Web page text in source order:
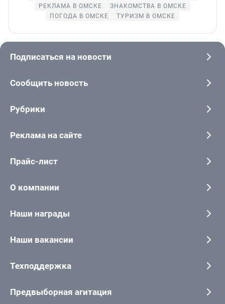
РЕКЛАМА В ОМСКЕ
ЗНАКОМСТВА В ОМСКЕ
ПОГОДА В ОМСКЕ
ТУРИЗМ В ОМСКЕ
Подписаться на новости
Сообщить новость
Рубрики
Реклама на сайте
Прайс-лист
О компании
Наши награды
Наши вакансии
Техподдержка
Предвыборная агитация